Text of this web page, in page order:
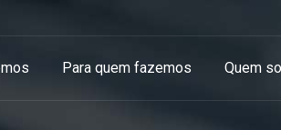
Para quem fazemos Quem